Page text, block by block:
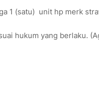
1 (satu) unit hp merk
hukum yang berlaku.